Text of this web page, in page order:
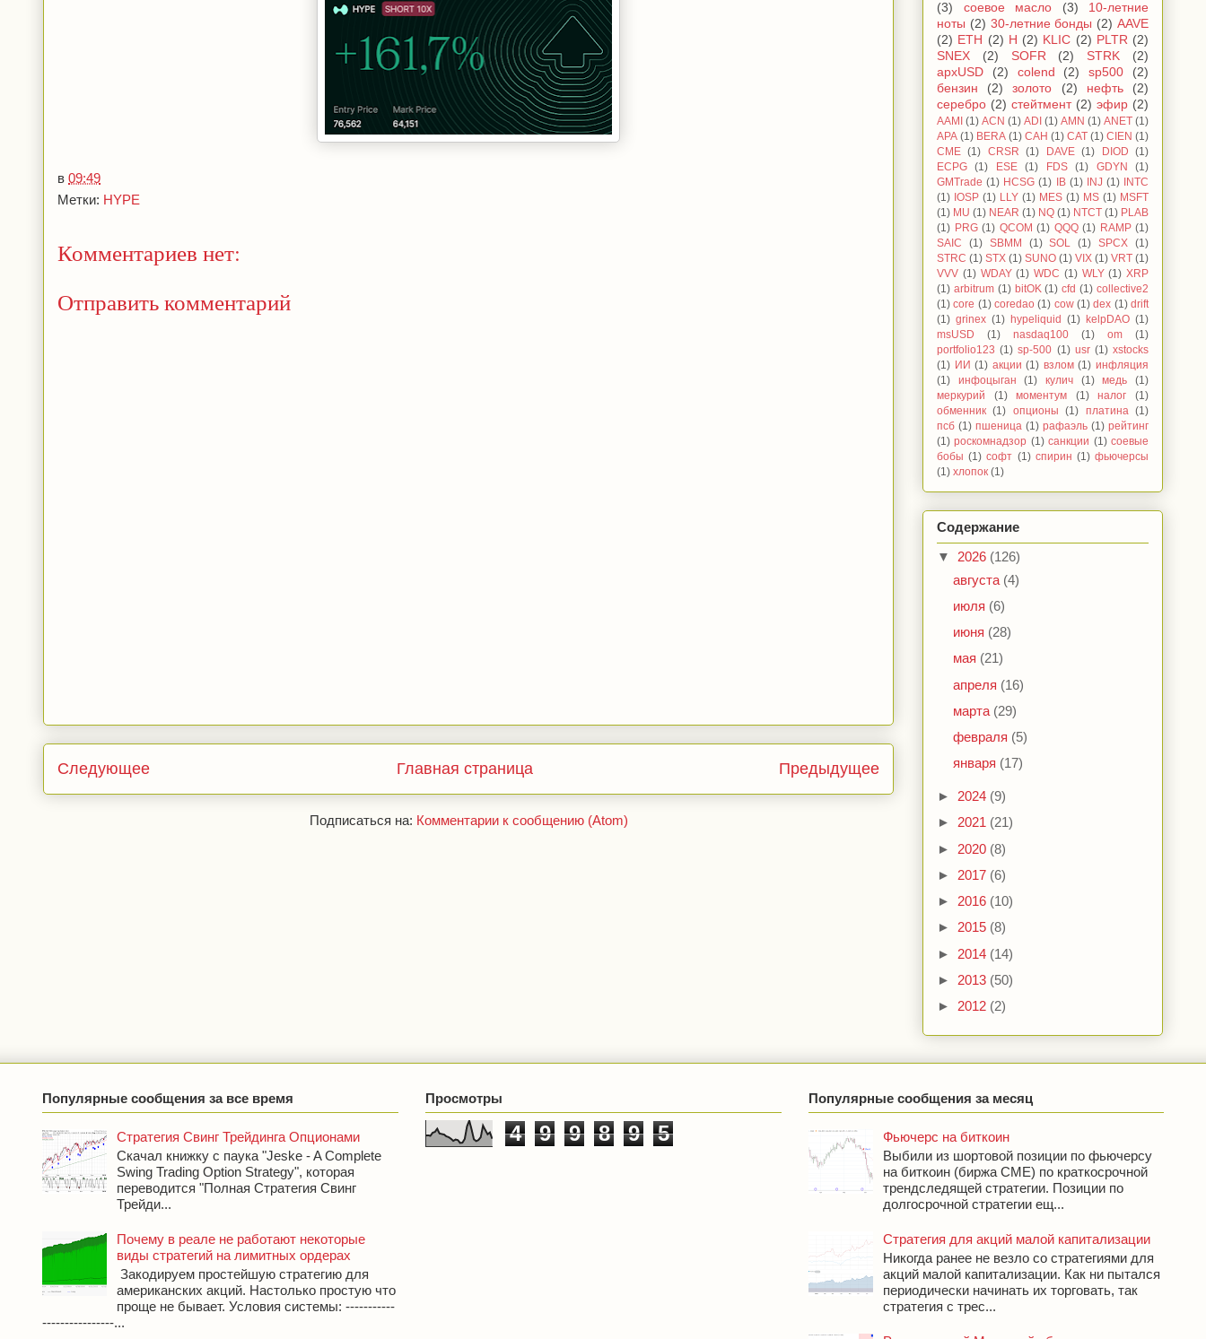
в 09:49
Метки: HYPE
Комментариев нет:
Отправить комментарий
Следующее Предыдущее
Главная страница
Подписаться на: Комментарии к сообщению (Atom)
(3)
соевое масло (3)
10-летние
ноты (2) 30-летние бонды (2) AAVE
(2) ETH (2) H (2) KLIC (2) PLTR (2)
SNEX
(2) SOFR (2) STRK
(2)
apxUSD
(2) colend (2) sp500
(2)
бензин
(2) золото (2) нефть
(2)
серебро (2) стейтмент (2) эфир (2)
AAMI (1) ACN (1) ADI (1) AMN (1) ANET (1)
APA (1) BERA (1) CAH (1) CAT (1) CIEN (1)
CME (1) CRSR (1) DAVE (1) DIOD (1)
ECPG
(1) ESE (1) FDS (1) GDYN
(1)
GMTrade (1) HCSG (1) IB (1) INJ (1)
INTC
(1) IOSP (1) LLY (1) MES (1) MS (1) MSFT
(1) MU (1) NEAR (1) NQ (1) NTCT (1) PLAB
(1) PRG (1) QCOM (1) QQQ (1) RAMP (1)
SAIC
(1) SBMM (1) SOL (1) SPCX (1)
STRC (1) STX (1) SUNO (1) VIX (1) VRT (1)
VVV (1) WDAY (1) WDC (1) WLY (1) XRP
(1) arbitrum (1) bitOK (1) cfd (1) collective2
(1) core (1) coredao (1) cow (1) dex (1) drift
(1) grinex (1) hypeliquid (1) kelpDAO (1)
msUSD
(1) nasdaq100 (1) om
(1)
portfolio123 (1) sp-500 (1) usr (1) xstocks
(1) ИИ (1) акции (1) взлом (1) инфляция
(1)
инфоцыган (1) кулич (1) медь
(1)
меркурий
(1) моментум (1) налог
(1)
обменник (1) опционы (1) платина (1)
псб (1) пшеница (1) рафаэль (1) рейтинг
(1) роскомнадзор (1) санкции (1) соевые
бобы (1) софт (1) спирин (1) фьючерсы
(1) хлопок (1)
Содержание
▼ 2026 (126)
августа (4)
июля (6)
июня (28)
мая (21)
апреля (16)
марта (29)
февраля (5)
января (17)
► 2024 (9)
► 2021 (21)
► 2020 (8)
► 2017 (6)
► 2016 (10)
► 2015 (8)
► 2014 (14)
► 2013 (50)
► 2012 (2)
Популярные сообщения за все время
Стратегия Свинг Трейдинга Опционами
Скачал книжку с паука "Jeske - A Complete
Swing Trading Option Strategy", которая
переводится "Полная Стратегия Свинг
Трейди...
Почему в реале не работают некоторые
виды стратегий на лимитных ордерах
Закодируем простейшую стратегию для
американских акций. Настолько простую что
проще не бывает. Условия системы: -----------
----------------...
Просмотры
4 9 9 8 9 5
Популярные сообщения за месяц
Фьючерс на биткоин
Выбили из шортовой позиции по фьючерсу
на биткоин (биржа CME) по краткосрочной
трендследящей стратегии. Позиции по
долгосрочной стратегии ещ...
Стратегия для акций малой капитализации
Никогда ранее не везло со стратегиями для
акций малой капитализации. Как ни пытался
периодически начинать их торговать, так
стратегия с трес...